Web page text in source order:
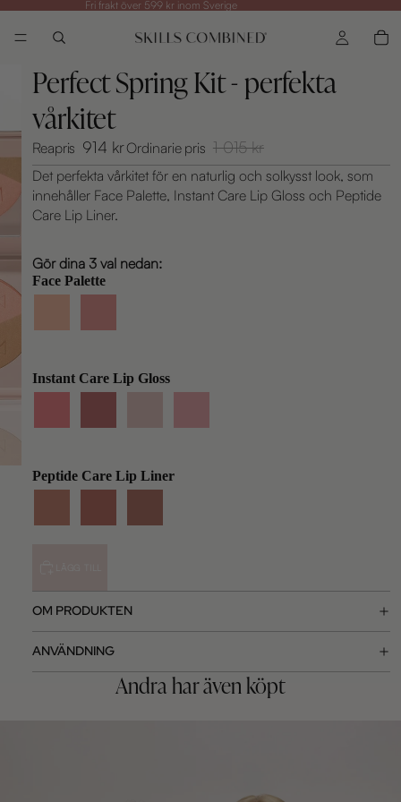
Fri frakt över 599 kr inom Sverige
Perfect Spring Kit - perfekta
vårkitet
Reapris 914 krOrdinarie pris 1 015 kr
Det perfekta vårkitet för en naturlig och solkysst look, som
innehåller Face Palette, Instant Care Lip Gloss och Peptide
Care Lip Liner.
Gör dina 3 val nedan:
Face Palette
Instant Care Lip Gloss
Peptide Care Lip Liner
OM PRODUKTEN
ANVÄNDNING
Andra har även köpt